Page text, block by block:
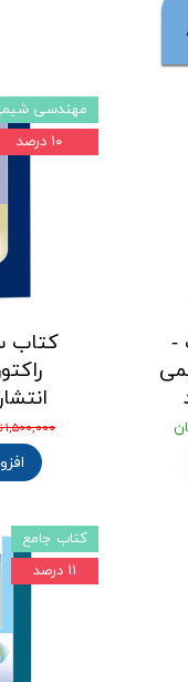
-
کتاب
۱,۵۰۰,۰۰۰ تومان
مهندسی
۱۰ درصد
کتاب جامع
۱۱ درصد